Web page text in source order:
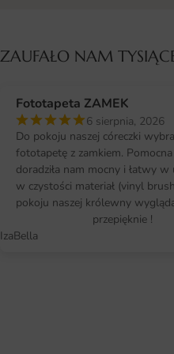
ZAUFAŁO NAM
Fototapeta ZAMEK
6 sierpnia, 2026
Do pokoju naszej córeczki
fototapetę z zamkiem. Pomocna
doradziła nam mocny i łatwy w
w czystości materiał (vinyl
pokoju naszej królewny
przepięknie !
IzaBella